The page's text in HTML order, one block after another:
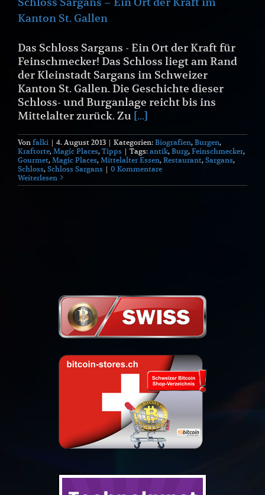
Kanton St. Gallen
Das Schloss Sargans - Ein Ort der Kraft für
Feinschmecker! Das Schloss liegt am Rand
der Kleinstadt Sargans im Schweizer
Kanton St. Gallen. Die Geschichte dieser
Schloss- und Burganlage reicht bis ins
Mittelalter zurück. Zu [...]
Von falki | 4. August 2013 | Kategorien: Biografien, Burgen,
Kraftorte, Magic Places, Tipps | Tags: antik, Burg, Feinschmecker,
Gourmet, Magic Places, Mittelalter Essen, Restaurant, Sargans,
Schloss, Schloss Sargans | 0 Kommentare
Weiterlesen